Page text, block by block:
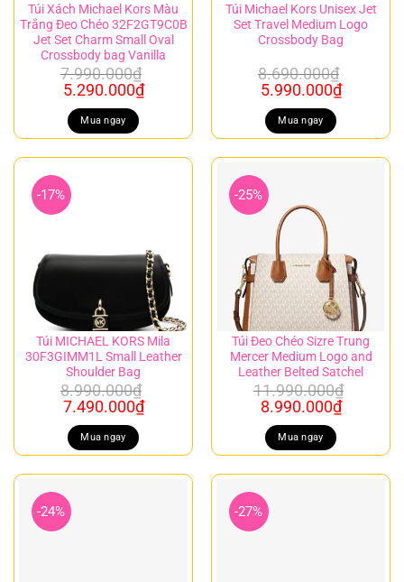
Túi Xách Michael Kors Màu
Trắng Đeo Chéo 32F2GT9C0B
Jet Set Charm Small Oval
Crossbody bag Vanilla
7.990.000₫
Giá
gốc
là:
7.990.000₫.
5.290.000₫Giá
là:
5.290.000₫.
Mua ngay
Túi Michael Kors Unisex Jet
Set Travel Medium Logo
Crossbody Bag
8.690.000₫
Giá
gốc
là:
8.690.000₫.
5.990.000₫Giá
là:
Mua ngay
-17%
Túi MICHAEL KORS Mila
30F3GIMM1L Small Leather
Shoulder Bag
8.990.000₫
Giá
gốc
là:
8.990.000₫.
7.490.000₫Giá
là:
7.490.000₫.
Mua ngay
-25%
Túi Đeo Chéo Sizre Trung
Mercer Medium Logo and
Leather Belted Satchel
11.990.000₫
Giá
gốc
là:
11.990.000₫.
8.990.000₫Giá
là:
Mua ngay
-24% -27%